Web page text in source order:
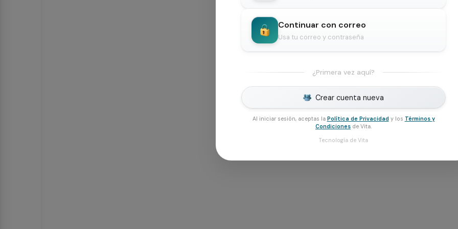
Continuar con correo
Usa tu correo y contraseña
¿Primera vez aquí?
Crear cuenta nueva
Al iniciar sesión, aceptas la Política de Privacidad y los Términos y
Condiciones de Vita.
Tecnología de Vita